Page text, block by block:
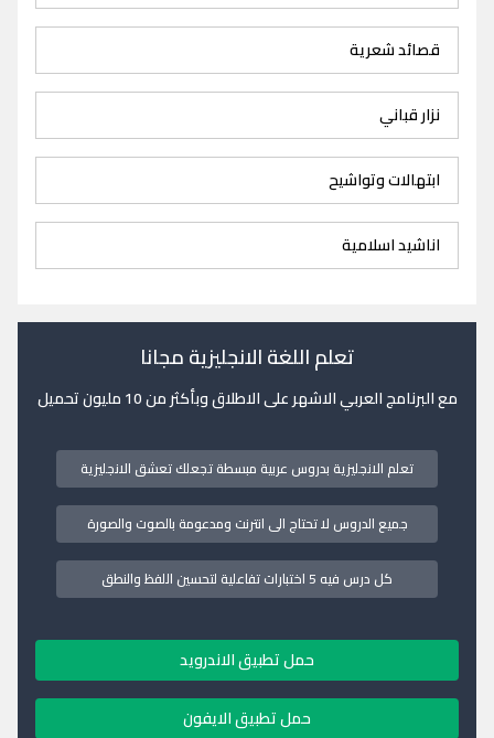
قصائد شعرية
نزار قباني
ابتهالات وتواشيح
اناشيد اسلامية
تعلم اللغة الانجليزية مجانا
مع البرنامج العربي الاشهر على الاطلاق وبأكثر من 10 مليون تحميل
تعلم الانجليزية بدروس عربية مبسطة تجعلك تعشق الانجليزية
جميع الدروس لا تحتاج الى انترنت ومدعومة بالصوت والصورة
كل درس فيه 5 اختبارات تفاعلية لتحسين اللفظ والنطق
حمل تطبيق الاندرويد
حمل تطبيق الايفون